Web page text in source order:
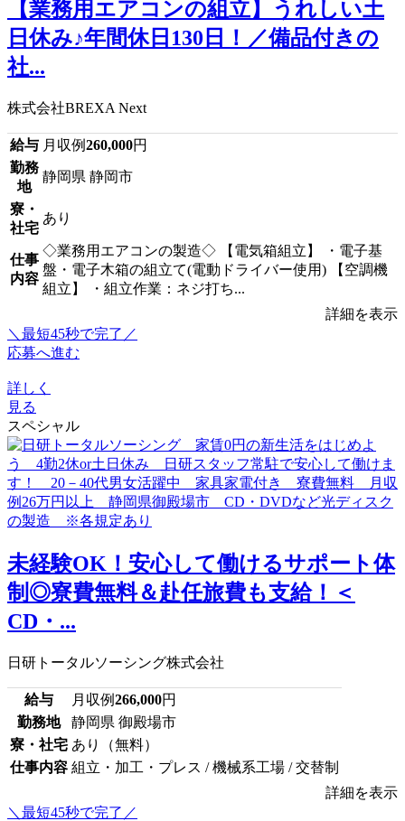
【業務用エアコンの組立】うれしい土
日休み♪年間休日130日！／備品付きの
社...
株式会社BREXA Next
給与 月収例260,000円
勤務
地
静岡県 静岡市
寮・
社宅
あり
仕事
内容
◇業務用エアコンの製造◇ 【電気箱組立】 ・電子基
盤・電子木箱の組立て(電動ドライバー使用) 【空調機
組立】 ・組立作業：ネジ打ち...
詳細を表示
＼最短45秒で完了／
応募へ進む
詳しく
見る
スペシャル
未経験OK！安心して働けるサポート体
制◎寮費無料＆赴任旅費も支給！＜
CD・...
日研トータルソーシング株式会社
給与 月収例266,000円
勤務地
静岡県 御殿場市
寮・社宅 あり（無料）
仕事内容 組立・加工・プレス / 機械系工場 / 交替制
詳細を表示
＼最短45秒で完了／